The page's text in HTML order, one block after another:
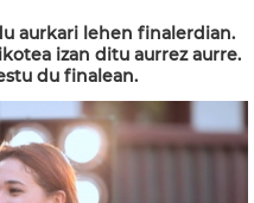
aurkari lehen finalerdian.
izan ditu aurrez aurre.
du finalean.